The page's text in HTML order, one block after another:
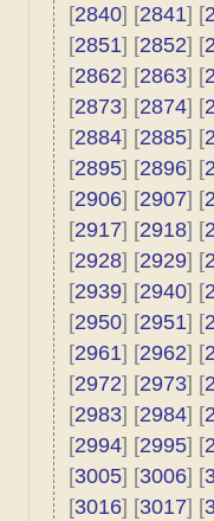
[2840] [2841] [
[2851] [2852] [
[2862] [2863] [
[2873] [2874] [
[2884] [2885] [
[2895] [2896] [
[2906] [2907] [
[2917] [2918] [
[2928] [2929] [
[2939] [2940] [
[2950] [2951] [
[2961] [2962] [
[2972] [2973] [
[2983] [2984] [
[2994] [2995] [
[3005] [3006] [
[3016] [3017] [